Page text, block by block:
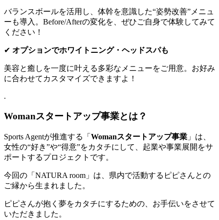
登
壇
バランスボールを活用し、体幹を意識した“姿勢改善”メニュ
ーも導入。Before/Afterの変化を、ぜひご自身で体験してみて
ください！
✔ オプションでホワイトニング・ヘッドスパも
美容と癒しを一度に叶える多彩なメニューをご用意。お好み
に合わせてカスタマイズできますよ！
.
Womanスタートアップ事業とは？
Sports Agentが推進する「 Womanスタートアップ事業 」は、
女性の“好き”や“得意”をカタチにして、起業や事業展開をサ
ポートするプロジェクトです。
今回の「NATURA room」は、県内で活動するピピさんとの
ご縁から生まれました。
ピピさんが抱く夢をカタチにするための、お手伝いをさせて
いただきました。